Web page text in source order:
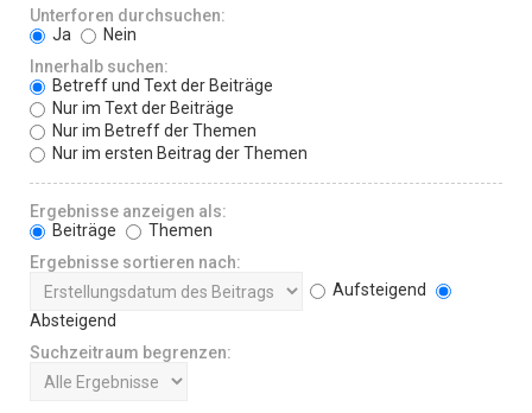
Unterforen durchsuchen:
Ja
Nein
Innerhalb suchen:
Betreff und Text der Beiträge
Nur im Text der Beiträge
Nur im Betreff der Themen
Nur im ersten Beitrag der Themen
Ergebnisse anzeigen als:
Beiträge
Themen
Ergebnisse sortieren nach:
Aufsteigend
Absteigend
Suchzeitraum begrenzen: